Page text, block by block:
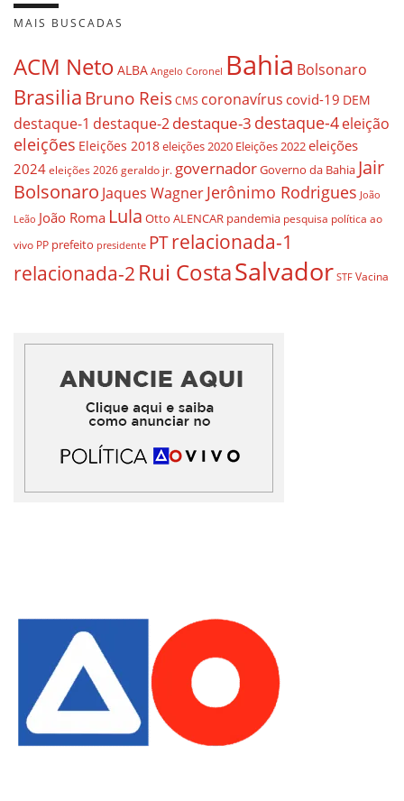
MAIS BUSCADAS
ACM Neto ALBA Angelo Coronel Bahia Bolsonaro
BrasiliaBruno ReisCMS coronavírus covid-19 DEM
destaque-1 destaque-2destaque-3 destaque-4eleição
eleições Eleições 2018eleições 2020 Eleições 2022eleições
2024 eleições 2026 geraldo jr. governadorGoverno da Bahia Jair
Bolsonaro Jaques WagnerJerônimo Rodrigues João
Leão João Roma Lula Otto ALENCAR pandemia pesquisa política ao
vivo PP prefeito presidente PTrelacionada-1
relacionada-2 Rui CostaSalvador STF Vacina